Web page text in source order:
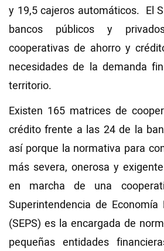
y 19,5 cajeros automáticos. El
bancos públicos y
cooperativas de ahorro y
necesidades de la demanda
territorio.
Existen 165 matrices de
crédito frente a las 24 de la
así porque la normativa para
más severa, onerosa y
en marcha de una
Superintendencia de Economía
(SEPS) es la encargada de
pequeñas entidades